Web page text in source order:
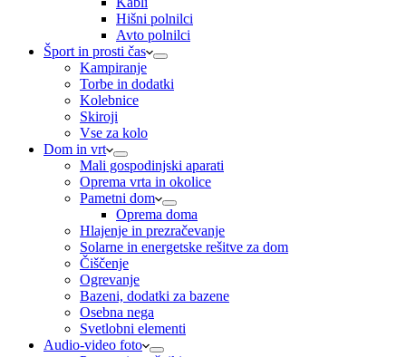
Hišni polnilci
Avto polnilci
Šport in prosti čas
Kampiranje
Torbe in dodatki
Kolebnice
Skiroji
Vse za kolo
Dom in vrt
Mali gospodinjski aparati
Oprema vrta in okolice
Pametni dom
Oprema doma
Hlajenje in prezračevanje
Solarne in energetske rešitve za dom
Čiščenje
Ogrevanje
Bazeni, dodatki za bazene
Osebna nega
Svetlobni elementi
Audio-video foto